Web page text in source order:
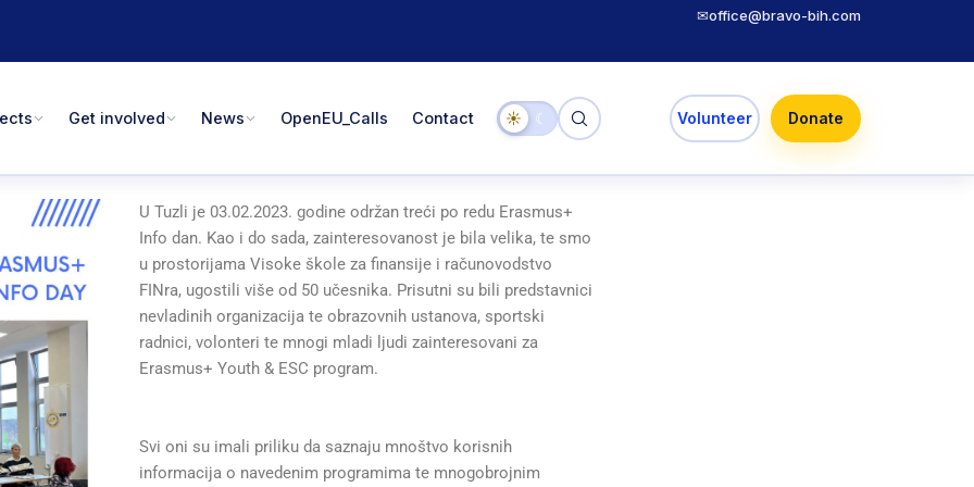
✉office@bravo-bih.com
Get involved News OpenEU_Calls Contact ☀ ☾ Volunteer Donate
U Tuzli je 03.02.2023. godine održan treći po redu Erasmus+
Info dan. Kao i do sada, zainteresovanost je bila velika, te smo
u prostorijama Visoke škole za finansije i računovodstvo
FINra, ugostili više od 50 učesnika. Prisutni su bili predstavnici
nevladinih organizacija te obrazovnih ustanova, sportski
radnici, volonteri te mnogi mladi ljudi zainteresovani za
Erasmus+ Youth & ESC program.
Svi oni su imali priliku da saznaju mnoštvo korisnih
informacija o navedenim programima te mnogobrojnim